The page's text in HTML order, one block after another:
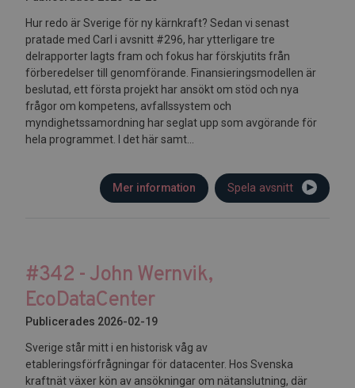
Hur redo är Sverige för ny kärnkraft? Sedan vi senast
pratade med Carl i avsnitt #296, har ytterligare tre
delrapporter lagts fram och fokus har förskjutits från
förberedelser till genomförande. Finansieringsmodellen är
beslutad, ett första projekt har ansökt om stöd och nya
frågor om kompetens, avfallssystem och
myndighetssamordning har seglat upp som avgörande för
hela programmet. I det här samt...
Spela avsnitt
Mer information
#342 - John Wernvik,
EcoDataCenter
Publicerades 2026-02-19
Sverige står mitt i en historisk våg av
etableringsförfrågningar för datacenter. Hos Svenska
kraftnät växer kön av ansökningar om nätanslutning, där